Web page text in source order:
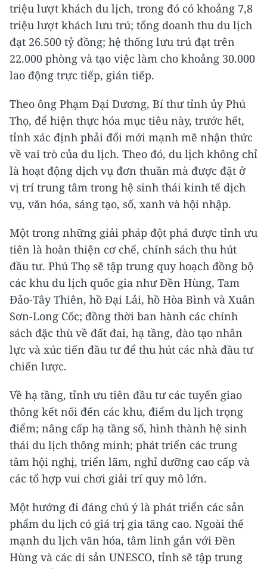
triệu lượt khách du lịch, trong đó có khoảng 7,8
triệu lượt khách lưu trú; tổng doanh thu du lịch
đạt 26.500 tỷ đồng; hệ thống lưu trú đạt trên
22.000 phòng và tạo việc làm cho khoảng 30.000
lao động trực tiếp, gián tiếp.
Theo ông Phạm Đại Dương, Bí thư tỉnh ủy Phú
Thọ, để hiện thực hóa mục tiêu này, trước hết,
tỉnh xác định phải đổi mới mạnh mẽ nhận thức
về vai trò của du lịch. Theo đó, du lịch không chỉ
là hoạt động dịch vụ đơn thuần mà được đặt ở
vị trí trung tâm trong hệ sinh thái kinh tế dịch
vụ, văn hóa, sáng tạo, số, xanh và hội nhập.
Một trong những giải pháp đột phá được tỉnh ưu
tiên là hoàn thiện cơ chế, chính sách thu hút
đầu tư. Phú Thọ sẽ tập trung quy hoạch đồng bộ
các khu du lịch quốc gia như Đền Hùng, Tam
Đảo-Tây Thiên, hồ Đại Lải, hồ Hòa Bình và Xuân
Sơn-Long Cốc; đồng thời ban hành các chính
sách đặc thù về đất đai, hạ tầng, đào tạo nhân
lực và xúc tiến đầu tư để thu hút các nhà đầu tư
chiến lược.
Về hạ tầng, tỉnh ưu tiên đầu tư các tuyến giao
thông kết nối đến các khu, điểm du lịch trọng
điểm; nâng cấp hạ tầng số, hình thành hệ sinh
thái du lịch thông minh; phát triển các trung
tâm hội nghị, triển lãm, nghỉ dưỡng cao cấp và
các tổ hợp vui chơi giải trí quy mô lớn.
Một hướng đi đáng chú ý là phát triển các sản
phẩm du lịch có giá trị gia tăng cao. Ngoài thế
mạnh du lịch văn hóa, tâm linh gắn với Đền
Hùng và các di sản UNESCO, tỉnh sẽ tập trung